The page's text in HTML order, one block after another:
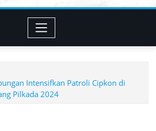
Intensifkan Patroli Cipkon di
Pilkada 2024